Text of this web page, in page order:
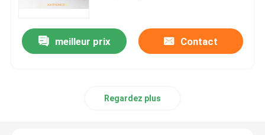
meilleur prix Contact
Regardez plus